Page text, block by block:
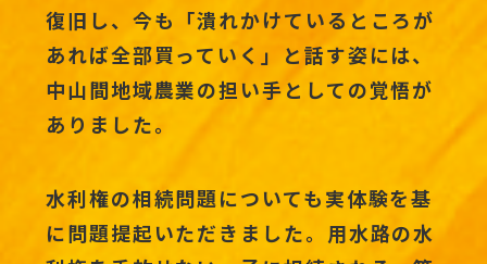
復旧し、今も「潰れかけているところが
あれば全部買っていく」と話す姿には、
中山間地域農業の担い手としての覚悟が
ありました。
水利権の相続問題についても実体験を基
に問題提起いただきました。用水路の水